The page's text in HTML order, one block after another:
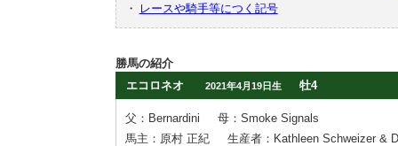
・
レースや騎手等につく記号
勝馬の紹介
エコロネオ
2021年4月19日生 牡4
父：Bernardini
母：Smoke Signals
馬主：原村 正紀
生産者：Kathleen Schweizer &